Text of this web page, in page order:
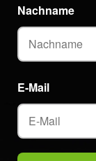
E-Mail
Nachname